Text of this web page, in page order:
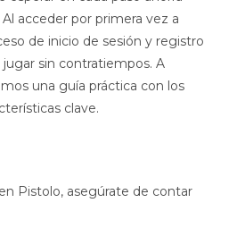
acceder por primera vez a
de inicio de sesión y registro
sin contratiempos. A
una guía práctica con los
clave.
Pistolo, asegúrate de contar